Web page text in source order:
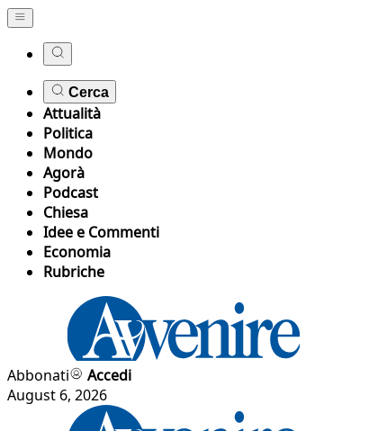
Cerca
Attualità
Politica
Mondo
Agorà
Podcast
Chiesa
Idee e Commenti
Economia
Rubriche
Abbonati
Accedi
August 6, 2026